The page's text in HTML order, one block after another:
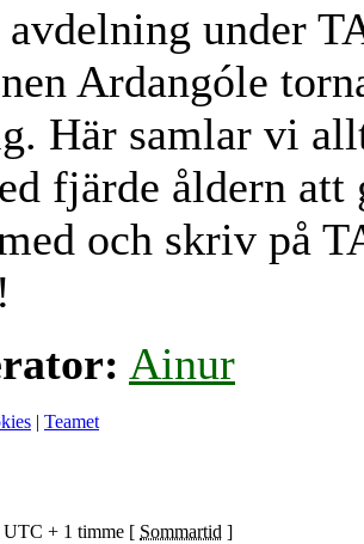
under
Ardangóle
Här samlar vi
fjärde åldern att
och skriv på
Ainur
| Teamet
UTC + 1 timme [ Sommartid ]